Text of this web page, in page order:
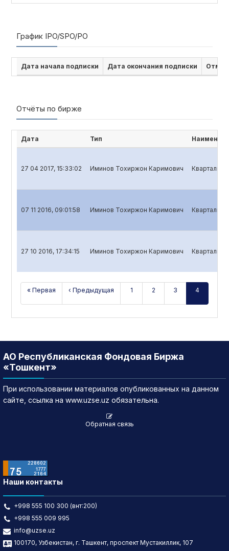
График IPO/SPO/PO
Дата начала подписки Дата окончания подписки
Отчёты по бирже
Дата Тип
27 04 2017, 15:33:02 Иминов Тохиржон Каримович
07 11 2016, 09:01:58 Иминов Тохиржон Каримович
27 10 2016, 17:34:15 Иминов Тохиржон Каримович
« Первая ‹ Предыдущая 1 2 3 4
АО Республиканская Фондовая Биржа
«Тошкент»
При использовании материалов опубликованных на данном
сайте, ссылка на www.uzse.uz обязательна.
Обратная связь
Наши контакты
+998 555 100 300 (внт:200)
+998 555 009 995
info@uzse.uz
100170, Узбекистан, г. Ташкент, проспект Мустакиллик, 107